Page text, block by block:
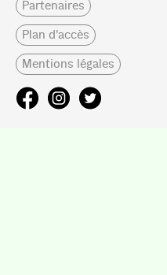
Partenaires
Plan d'accès
Mentions légales